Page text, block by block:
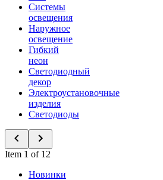
Системы
освещения
Наружное
освещение
Гибкий
неон
Светодиодный
декор
Электроустановочные
изделия
Светодиоды
Item 1 of 12
Новинки